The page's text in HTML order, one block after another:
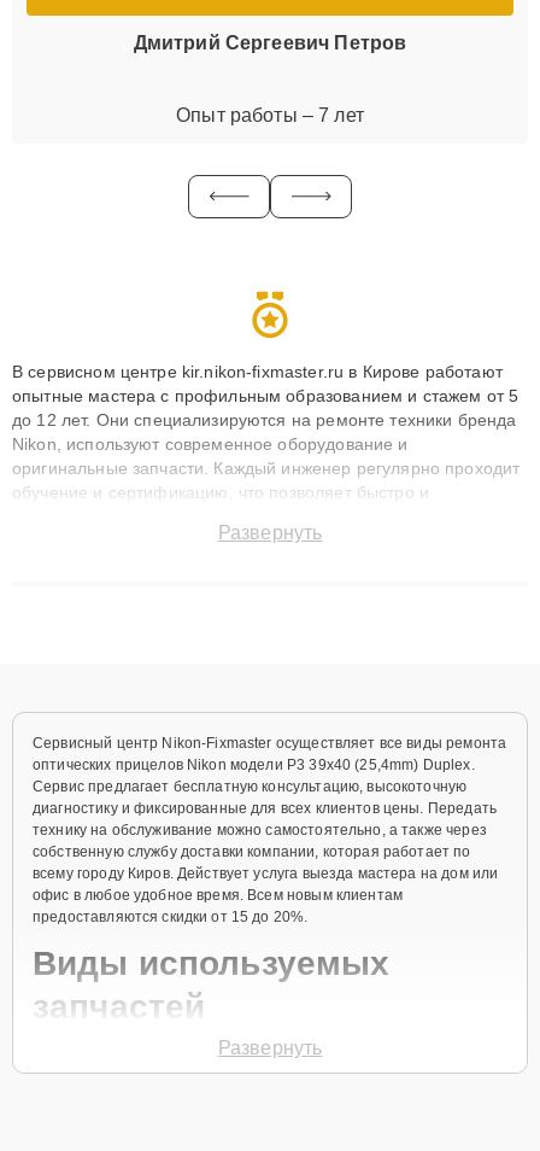
Дмитрий Сергеевич Петров
Опыт работы – 7 лет
В сервисном центре kir.nikon-fixmaster.ru в Кирове работают
опытные мастера с профильным образованием и стажем от 5
до 12 лет. Они специализируются на ремонте техники бренда
Nikon, используют современное оборудование и
оригинальные запчасти. Каждый инженер регулярно проходит
обучение и сертификацию, что позволяет быстро и
сохранением гарантии до 3 лет. Наши мастера решают
Развернуть
Сервисный центр Nikon-Fixmaster осуществляет все виды ремонта
оптических прицелов Nikon модели P3 39x40 (25,4mm) Duplex.
Сервис предлагает бесплатную консультацию, высокоточную
диагностику и фиксированные для всех клиентов цены. Передать
технику на обслуживание можно самостоятельно, а также через
собственную службу доставки компании, которая работает по
всему городу Киров. Действует услуга выезда мастера на дом или
офис в любое удобное время. Всем новым клиентам
предоставляются скидки от 15 до 20%.
Виды используемых
запчастей
Для ремонта оптического прицела модели P3 39x40 (25,4mm)
Развернуть